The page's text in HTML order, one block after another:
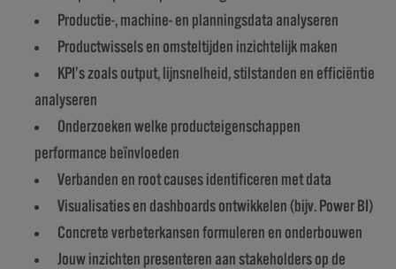
Productie-, machine- en planningsdata analyseren
Productwissels en omsteltijden inzichtelijk maken
KPI’s zoals output, lijnsnelheid, stilstanden en efficiëntie
analyseren
Onderzoeken welke producteigenschappen
performance beïnvloeden
Verbanden en root causes identificeren met data
Visualisaties en dashboards ontwikkelen (bijv. Power BI)
Concrete verbeterkansen formuleren en onderbouwen
Jouw inzichten presenteren aan stakeholders op de